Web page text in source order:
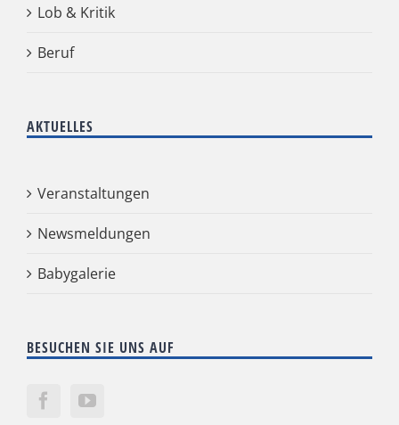
Lob & Kritik
Beruf
AKTUELLES
Veranstaltungen
Newsmeldungen
Babygalerie
BESUCHEN SIE UNS AUF